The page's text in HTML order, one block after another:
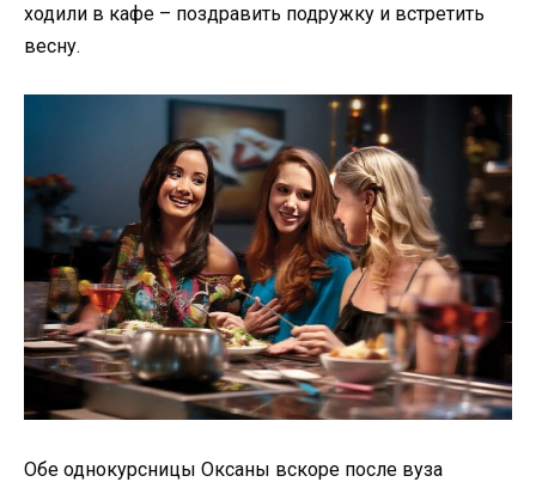
ходили в кафе – поздравить подружку и встретить
весну.
Обе однокурсницы Оксаны вскоре после вуза